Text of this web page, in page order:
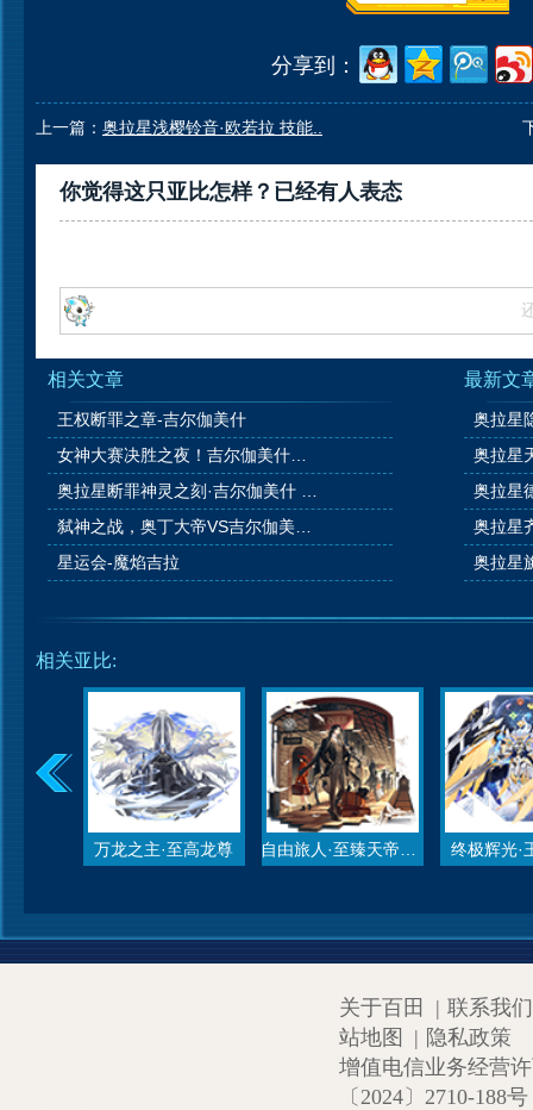
分享到：
上一篇： 奥拉星浅樱铃音·欧若拉 技能..
你觉得这只亚比怎样？已经有人表态
相关文章
王权断罪之章-吉尔伽美什
星运会-魔焰吉拉
最新文
相关亚比:
万龙之主·至高龙尊 终极辉光·
关于百田 | 联系我们
站地图
| 隐私政策
增值电信业务经营
〔2024〕2710-188号